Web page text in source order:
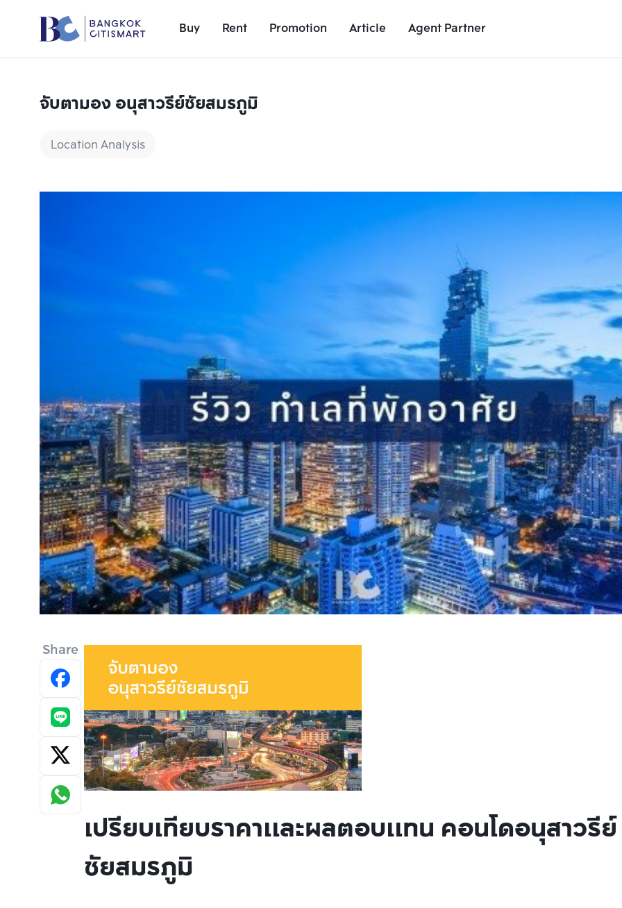
Buy Rent Promotion Article Agent Partner
จับตามอง อนุสาวรีย์ชัยสมรภูมิ
Location Analysis
Share
เปรียบเทียบราคาและผลตอบแทน คอนโดอนุสาวรีย์
ชัยสมรภูมิ